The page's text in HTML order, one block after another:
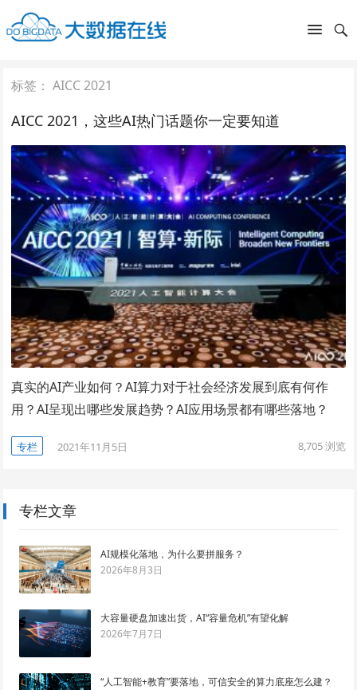
标签：AICC 2021
AICC 2021，这些AI热门话题你一定要知道
真实的AI产业如何？AI算力对于社会经济发展到底有何作
用？AI呈现出哪些发展趋势？AI应用场景都有哪些落地？
专栏 2021年11月5日 8,705浏览
专栏文章
AI规模化落地，为什么要拼服务？
2026年8月3日
大容量硬盘加速出货，AI“容量危机”有望化解
2026年7月7日
“人工智能+教育”要落地，可信安全的算力底座怎么建？